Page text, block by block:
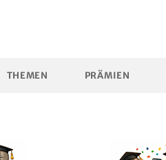
THEMEN PRÄMIEN